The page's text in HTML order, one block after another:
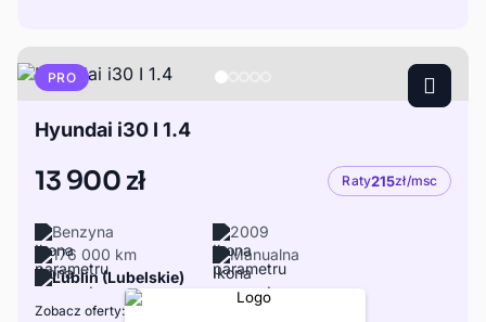
PRO
Hyundai i30 I 1.4
13 900 zł Raty215zł/msc
Benzyna
2009
176 000 km
Manualna
Lublin (Lubelskie)
Zobacz oferty: